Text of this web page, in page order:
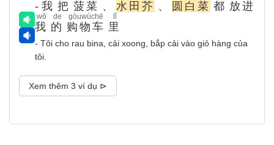
- 我 把 菠菜 、 水田芥 、 圆白菜 都 放进
我
wǒ
的
de
购物车
gòuwùchē
里
lǐ
- Tôi cho rau bina, cải xoong, bắp cải vào giỏ hàng của
tôi.
Xem thêm 3 ví dụ ⊳